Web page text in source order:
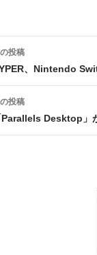
投稿
、Nintendo
投稿
Parallels Desktop」